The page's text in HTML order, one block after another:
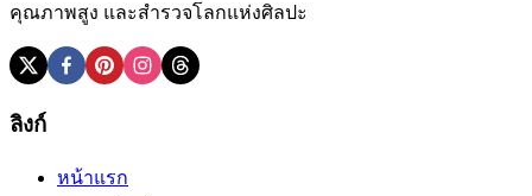
คุณภาพสูง และสำรวจโลกแห่งศิลปะ
ลิงก์
หน้าแรก